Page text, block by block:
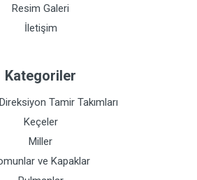
Resim Galeri
İletişim
Kategoriler
Tamir Takımları
Keçeler
Miller
ve Kapaklar